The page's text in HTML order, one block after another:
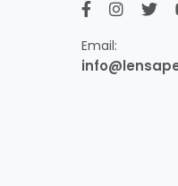
Email: